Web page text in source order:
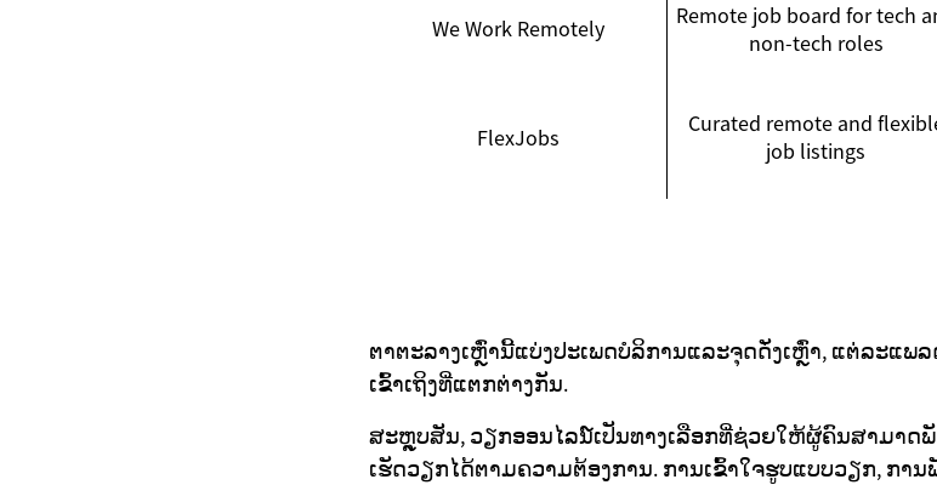
We Work Remotely
Remote job board for tech
non-tech roles
FlexJobs
Curated remote and
job listings
ຕາຕະລາງເຫຼົ່ານີ້ແບ່ງປະເພດບໍລິການແລະຈຸດດັ່ງເຫຼົ່າ, ແຕ່ລະແພ
ເຂົ້າເຖິງທີ່ແຕກຕ່າງກັນ.
ສະຫຼຸບສັນ, ວຽກອອນໄລນ໌ເປັນທາງເລືອກທີ່ຊ່ວຍໃຫ້ຜູ້ຄົນສາມາດ
ເຮັດວຽກໄດ້ຕາມຄວາມຕ້ອງການ. ການເຂົ້າໃຈຮູບແບບວຽກ, ກາ